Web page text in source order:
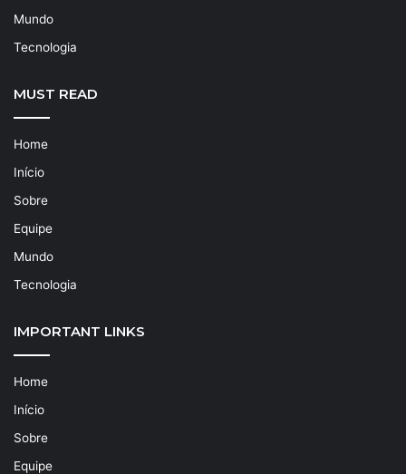
Mundo
Tecnologia
MUST READ
Home
Início
Sobre
Equipe
Mundo
Tecnologia
IMPORTANT LINKS
Home
Início
Sobre
Equipe